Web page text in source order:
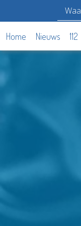
Home Nieuws 112